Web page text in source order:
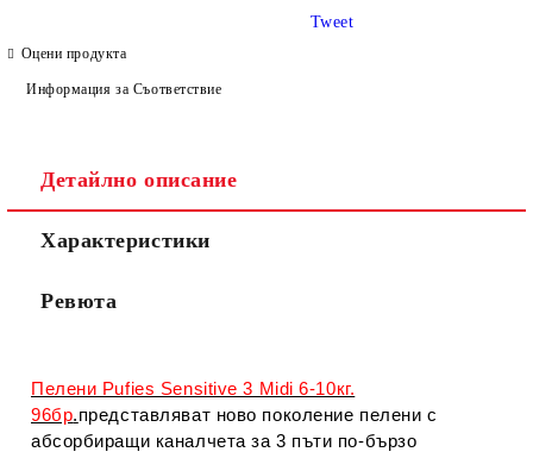
Съгласен съм сПолитиката за лични данни
Ние ще се свържем с вас в рамките на работния ден.
Оцени продукта
Информация за Съответствие
Tweet
Детайлно описание
Характеристики
Ревюта
Пелени Pufies Sensitive 3 Midi 6-10кг.
96бр.представляват ново поколение пелени с
абсорбиращи каналчета за 3 пъти по-бързо